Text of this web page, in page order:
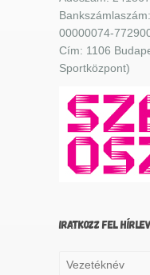
00000074-
Cím: 1106
Sportközpont)
IRATKOZZ FEL